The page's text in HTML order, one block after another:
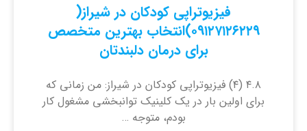
فیزیوتراپی کودکان در شیراز(
۰۹۱۲۷۱۲۶۲۲۹)انتخاب بهترین متخصص
برای درمان دلبندتان
۴.۸ (۴) فیزیوتراپی کودکان در شیراز: من زمانی که
برای اولین بار در یک کلینیک توانبخشی مشغول کار
بودم، متوجه …